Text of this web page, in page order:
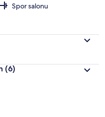
Spor salonu
(6)